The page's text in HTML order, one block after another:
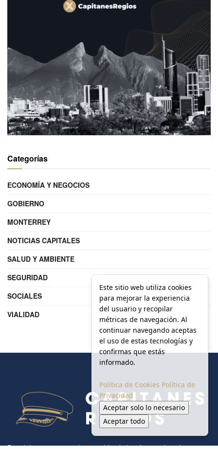
Categorías
ECONOMÍA Y NEGOCIOS
GOBIERNO
MONTERREY
NOTICIAS CAPITALES
SALUD Y AMBIENTE
SEGURIDAD
SOCIALES
VIALIDAD
Portal de noticias creado para difundir la información más
Este sitio web utiliza cookies
para mejorar la experiencia
del usuario y recopilar
métricas de navegación. Al
continuar navegando aceptas
el uso de estas tecnologías y
confirmas que estás
informado.
Política de Cookies Política de
Privacidad
Aceptar solo lo necesario
Aceptar todo